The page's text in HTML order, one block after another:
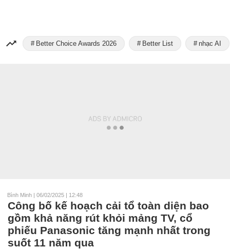
Better Choice Awards 2026 Better List nhạc AI
Bình Minh | 06/02/2025 | 12:48
Công bố kế hoạch cải tổ toàn diện bao
gồm khả năng rút khỏi mảng TV, cổ
phiếu Panasonic tăng mạnh nhất trong
suốt 11 năm qua